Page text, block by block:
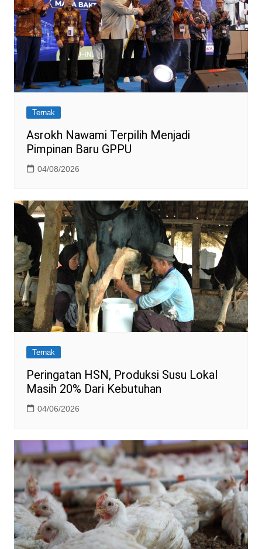
Ternak
Asrokh Nawami Terpilih Menjadi
Pimpinan Baru GPPU
04/08/2026
Ternak
Peringatan HSN, Produksi Susu Lokal
Masih 20% Dari Kebutuhan
04/06/2026